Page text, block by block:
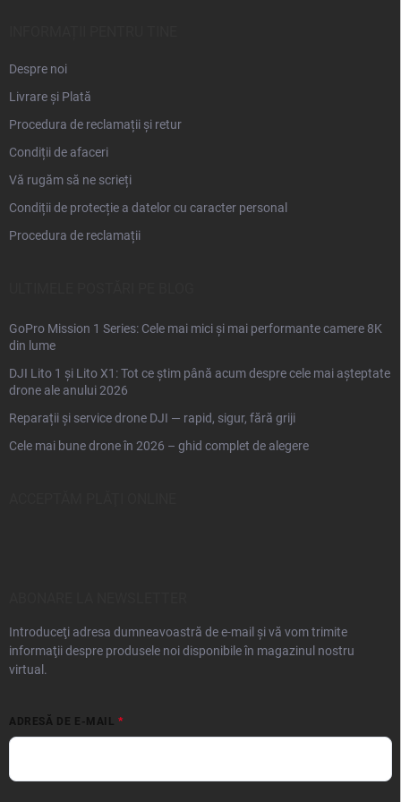
Despre noi
Livrare și Plată
Procedura de reclamații și retur
Condiții de afaceri
Vă rugăm să ne scrieți
Condiții de protecție a datelor cu caracter personal
Procedura de reclamații
GoPro Mission 1 Series: Cele mai mici și mai performante camere 8K
din lume
DJI Lito 1 și Lito X1: Tot ce știm până acum despre cele mai așteptate
drone ale anului 2026
Reparații și service drone DJI — rapid, sigur, fără griji
Cele mai bune drone în 2026 – ghid complet de alegere
Introduceţi adresa dumneavoastră de e-mail şi vă vom trimite
informaţii despre produsele noi disponibile în magazinul nostru
virtual.
ADRESĂ DE E-MAIL